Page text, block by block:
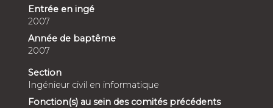
Entrée en ingé
2007
Année de baptême
2007
Section
Ingénieur civil en informatique
Fonction(s) au sein des comités précédents